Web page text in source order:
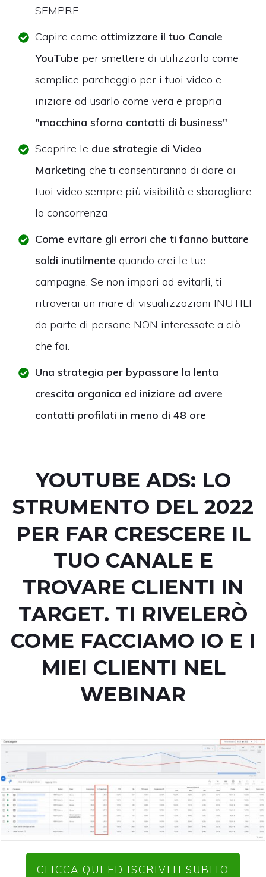
SEMPRE
Capire come ottimizzare il tuo Canale
YouTube per smettere di utilizzarlo come
semplice parcheggio per i tuoi video e
iniziare ad usarlo come vera e propria
"macchina sforna contatti di business"
Scoprire le due strategie di Video
Marketing che ti consentiranno di dare ai
tuoi video sempre più visibilità e sbaragliare
la concorrenza
Come evitare gli errori che ti fanno buttare
soldi inutilmente quando crei le tue
campagne. Se non impari ad evitarli, ti
ritroverai un mare di visualizzazioni INUTILI
da parte di persone NON interessate a ciò
che fai.
Una strategia per bypassare la lenta
crescita organica ed iniziare ad avere
contatti profilati in meno di 48 ore
YOUTUBE ADS: LO
STRUMENTO DEL 2022
PER FAR CRESCERE IL
TUO CANALE E
TROVARE CLIENTI IN
TARGET. TI RIVELERÒ
COME FACCIAMO IO E I
MIEI CLIENTI NEL
WEBINAR
CLICCA QUI ED ISCRIVITI SUBITO